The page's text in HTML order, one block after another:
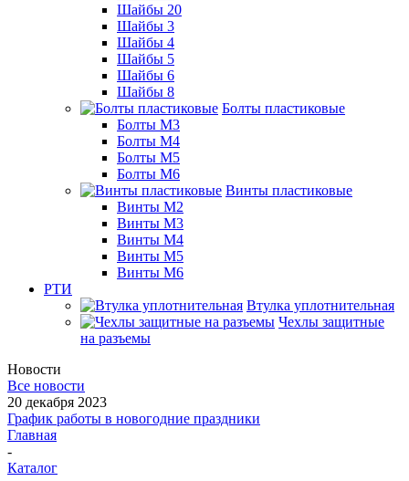
Шайбы 20
Шайбы 3
Шайбы 4
Шайбы 5
Шайбы 6
Шайбы 8
Болты пластиковые
Болты М3
Болты М4
Болты М5
Болты М6
Винты пластиковые
Винты М2
Винты М3
Винты М4
Винты М5
Винты М6
РТИ
Втулка уплотнительная
Чехлы защитные
на разъемы
Новости
Все новости
20 декабря 2023
График работы в новогодние праздники
Главная
-
Каталог